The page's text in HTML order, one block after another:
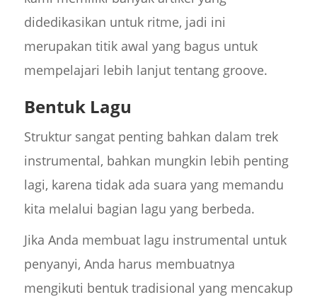
didedikasikan untuk ritme, jadi ini
merupakan titik awal yang bagus untuk
mempelajari lebih lanjut tentang groove.
Bentuk Lagu
Struktur sangat penting bahkan dalam trek
instrumental, bahkan mungkin lebih penting
lagi, karena tidak ada suara yang memandu
kita melalui bagian lagu yang berbeda.
Jika Anda membuat lagu instrumental untuk
penyanyi, Anda harus membuatnya
mengikuti bentuk tradisional yang mencakup